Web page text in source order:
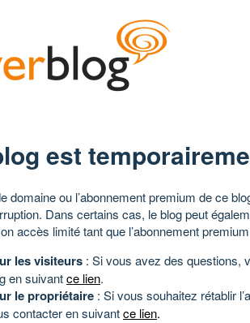
est
domaine ou l’abonnement premium de ce
Dans certains cas, le blog peut
accès limité tant que l’abonnement
les visiteurs : Si vous avez des questions,
en suivantce lien.
le propriétaire : Si vous souhaitez rétablir
contacter en suivantce lien.